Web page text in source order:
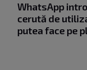
WhatsApp
cerută de
putea face pe